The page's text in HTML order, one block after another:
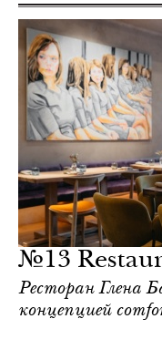
№13
Ресторан Глена
концепцией